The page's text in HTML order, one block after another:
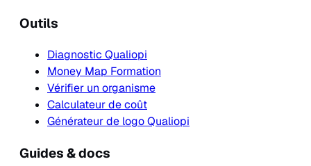
Outils
Diagnostic Qualiopi
Money Map Formation
Vérifier un organisme
Calculateur de coût
Générateur de logo Qualiopi
Guides & docs